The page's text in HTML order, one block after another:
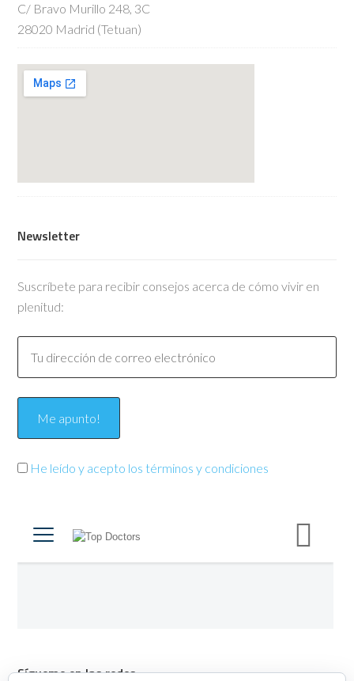
C/ Bravo Murillo 248, 3C
28020 Madrid (Tetuan)
Newsletter
Suscríbete para recibir consejos acerca de cómo vivir en
plenitud:
He leído y acepto los términos y condiciones
Sígueme en las redes